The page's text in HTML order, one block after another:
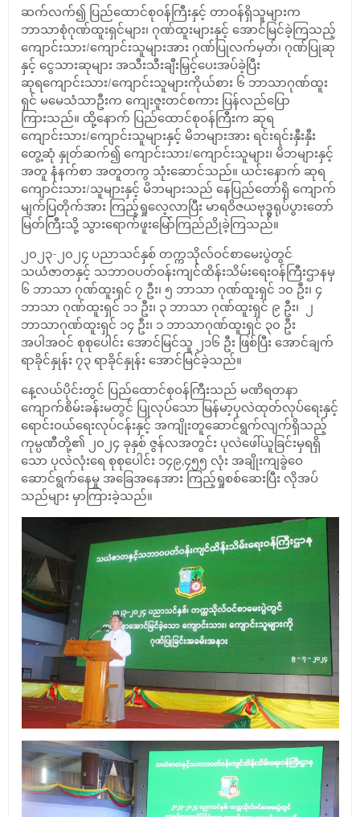
ဆက်လက်၍ ပြည်ထောင်စုဝန်ကြီးနှင့် တာဝန်ရှိသူများက
ဘာသာစုံဂုဏ်ထူးရှင်များ၊ ဂုဏ်ထူးများနှင့် အောင်မြင်ခဲ့ကြသည့်
ကျောင်းသား/ကျောင်းသူများအား ဂုဏ်ပြုလက်မှတ်၊ ဂုဏ်ပြုဆု
နှင့် ငွေသားဆုများ အသီးသီးချီးမြှင့်ပေးအပ်ခဲ့ပြီး
ဆုရ‌ကျောင်းသား/ကျောင်းသူများကိုယ်စား ၆ ဘာသာဂုဏ်ထူး
ရှင် မမေသံသာဦးက ကျေးဇူးတင်စကား ပြန်လည်ပြော
ကြားသည်။ ထို့နောက် ပြည်ထောင်စုဝန်ကြီးက ဆုရ
ကျောင်းသား/ကျောင်းသူများနှင့် မိဘများအား ရင်းရင်းနှီးနှီး
တွေ့ဆုံ နှုတ်ဆက်၍ ကျောင်းသား/ကျောင်းသူများ၊ မိဘများနှင့်
အတူ နံနက်စာ အတူတကွ သုံးဆောင်သည်။ ယင်းနောက် ဆုရ
ကျောင်းသား/သူများနှင့် မိဘများသည် နေပြည်တော်ရှိ ကျောက်
မျက်ပြတိုက်အား ကြည့်ရှုလေ့လာပြီး မာရဝိဇယဗုဒ္ဓရုပ်ပွားတော်
မြတ်ကြီးသို့ သွားရောက်ဖူးမြော်ကြည်ညိုခဲ့ကြသည်။
၂၀၂၃-၂၀၂၄ ပညာသင်နှစ် တက္ကသိုလ်ဝင်စာမေးပွဲတွင်
သယံဇာတနှင့် သဘာဝပတ်ဝန်းကျင်ထိန်းသိမ်းရေးဝန်ကြီးဌာနမှ
၆ ဘာသာ ဂုဏ်ထူးရှင် ၇ ဦး၊ ၅ ဘာသာ ဂုဏ်ထူးရှင် ၁၀ ဦး၊ ၄
ဘာသာ ဂုဏ်ထူးရှင် ၁၁ ဦး၊ ၃ ဘာသာ ဂုဏ်ထူးရှင် ၉ ဦး၊ ၂
ဘာသာဂုဏ်ထူးရှင် ၁၄ ဦး၊ ၁ ဘာသာဂုဏ်ထူးရှင် ၃၀ ဦး
အပါအဝင် စုစုပေါင်း အောင်မြင်သူ ၂၁၆ ဦး ဖြစ်ပြီး အောင်ချက်
ရာခိုင်နှုန်း ၇၃ ရာခိုင်နှုန်း အောင်မြင်ခဲ့သည်။
နေ့လယ်ပိုင်းတွင် ပြည်ထောင်စုဝန်ကြီးသည် မဏိရတနာ
ကျောက်စိမ်းခန်းမတွင် ပြုလုပ်သော မြန်မာ့ပုလဲထုတ်လုပ်ရေးနှင့်
ရောင်းဝယ်ရေးလုပ်ငန်းနှင့် အကျိုးတူဆောင်ရွက်လျက်ရှိသည့်
ကုမ္ပဏီတို့၏ ၂၀၂၄ ခုနှစ် ဇွန်လအတွင်း ပုလဲဖေါ်ယူခြင်းမှရရှိ
သော ပုလဲလုံးရေ စုစုပေါင်း ၁၄၉,၄၅၅ လုံး အချိုးကျခွဲဝေ
ဆောင်ရွက်နေမှု အခြေအနေအား ကြည့်ရှုစစ်ဆေးပြီး လိုအပ်
သည်များ မှာကြားခဲ့သည်။